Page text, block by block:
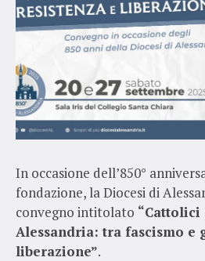
In occasione dell’850°
fondazione, la Diocesi di
convegno intitolato “Cattolici
Alessandria: tra fascismo e
liberazione”.